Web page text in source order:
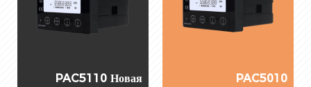
PAC5110 Новая
PAC5010